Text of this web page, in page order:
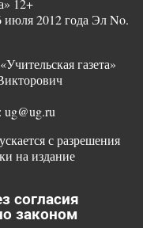
12+
июля 2012 года Эл No.
газета»
ug@ug.ru
с разрешения
на издание
согласия
законом